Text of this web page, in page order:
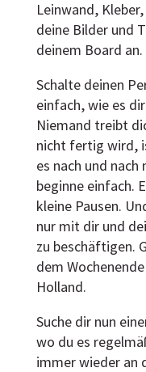
Leinwand,
deine Bilder und
deinem Board an.
Schalte deinen
einfach, wie es
Niemand treibt
nicht fertig wird,
es nach und
beginne einfach.
kleine Pausen.
nur mit dir und
zu beschäftigen.
dem
Holland.
Suche dir nun
wo du es
immer wieder an